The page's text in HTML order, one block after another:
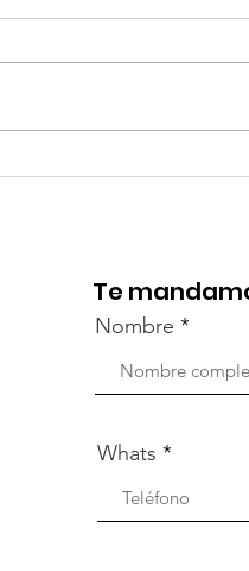
Te
Nombre
Whats